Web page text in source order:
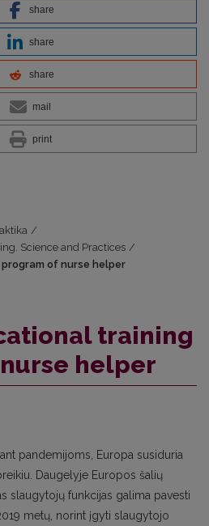
share
share
share
mail
print
/
Science and Practices /
of nurse helper
training
helper
pandemijoms, Europa susiduria
Daugelyje Europos šalių
slaugytojų funkcijas galima pavesti
metų, norint įgyti slaugytojo